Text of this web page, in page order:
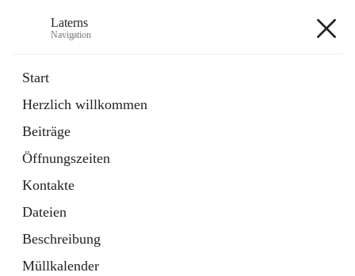
Laterns
Navigation
Start
Herzlich willkommen
Beiträge
Öffnungszeiten
Kontakte
Dateien
Beschreibung
Müllkalender
11 Schnellzugriffe
Soziales
1 Schnellzugriff